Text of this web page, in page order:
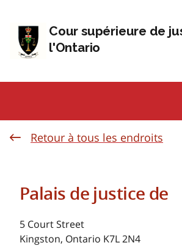
Cour supérieure de
l'Ontario
Retour à tous les endroits
Palais de justice de
5 Court Street
Kingston, Ontario K7L 2N4